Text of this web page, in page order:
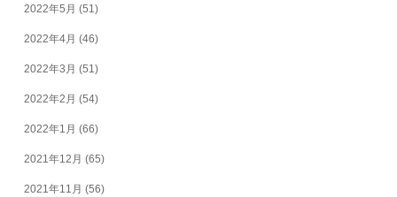
2022年5月 (51)
2022年4月 (46)
2022年3月 (51)
2022年2月 (54)
2022年1月 (66)
2021年12月 (65)
2021年11月 (56)